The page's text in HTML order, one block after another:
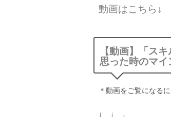
動画はこちら↓
【動画】「ス
思った時のマ
＊動画をご覧になる
↓ ↓ ↓